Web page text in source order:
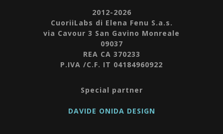
2012-2026
CuoriiLabs di Elena Fenu S.a.s.
via Cavour 3 San Gavino Monreale
09037
REA CA 370233
P.IVA /C.F. IT 04184960922
Special partner
DAVIDE ONIDA DESIGN